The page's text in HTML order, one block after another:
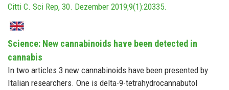
Citti C. Sci Rep, 30. Dezember 2019;9(1):20335.
Science: New cannabinoids have been detected in
cannabis
In two articles 3 new cannabinoids have been presented by
Italian researchers. One is delta-9-tetrahydrocannabutol